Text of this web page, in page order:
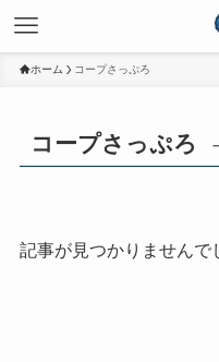
ホーム コープさっぷろ
コープさっぷろ
記事が見つかりませんで